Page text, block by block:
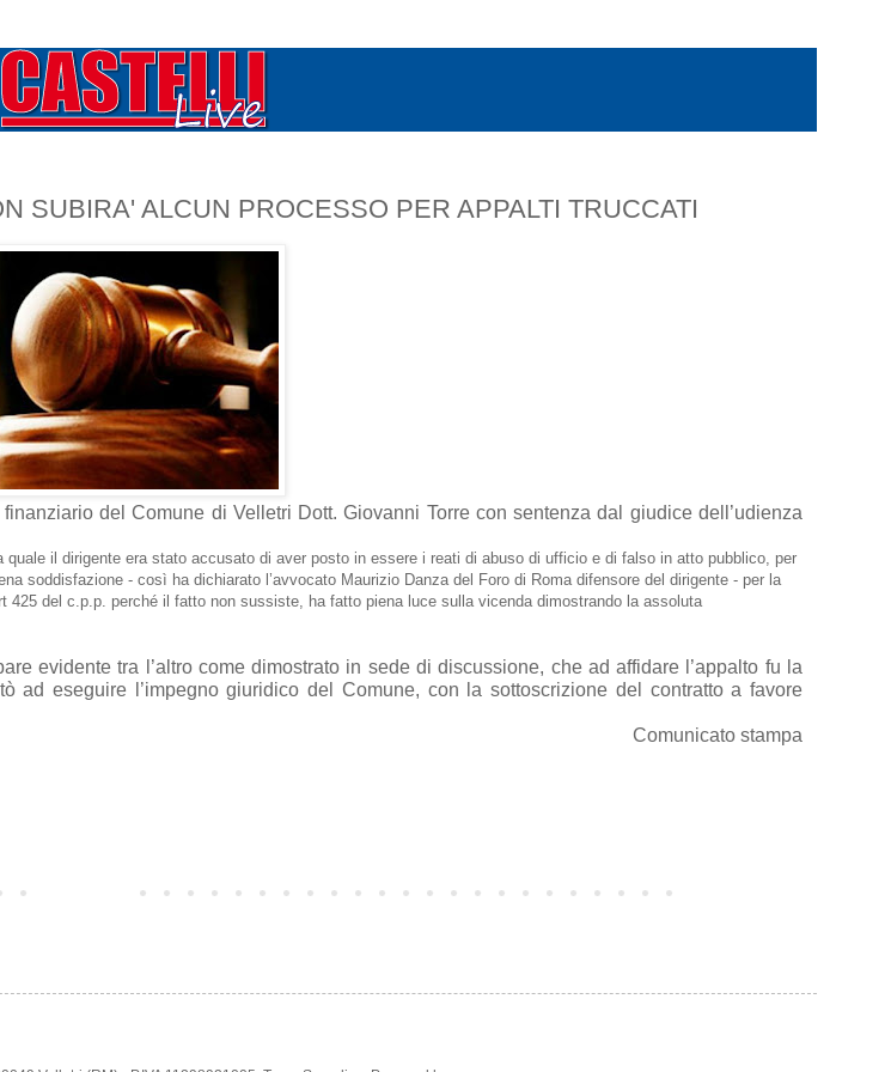
SUBIRA' ALCUN PROCESSO PER APPALTI TRUCCATI
del Comune di Velletri Dott. Giovanni Torre con sentenza dal giudice dell’udienza
il dirigente era stato accusato di aver posto in essere i reati di abuso di ufficio e di falso in atto pubblico, per
soddisfazione - così ha dichiarato l’avvocato Maurizio Danza del Foro di Roma difensore del dirigente - per la
del c.p.p. perché il fatto non sussiste, ha fatto piena luce sulla vicenda dimostrando la assoluta
evidente tra l’altro come dimostrato in sede di discussione, che ad affidare l’appalto fu la
eseguire l’impegno giuridico del Comune, con la sottoscrizione del contratto a favore
Comunicato stampa